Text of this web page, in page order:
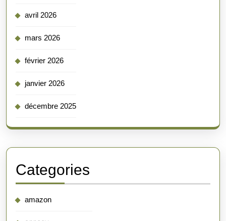
avril 2026
mars 2026
février 2026
janvier 2026
décembre 2025
Categories
amazon